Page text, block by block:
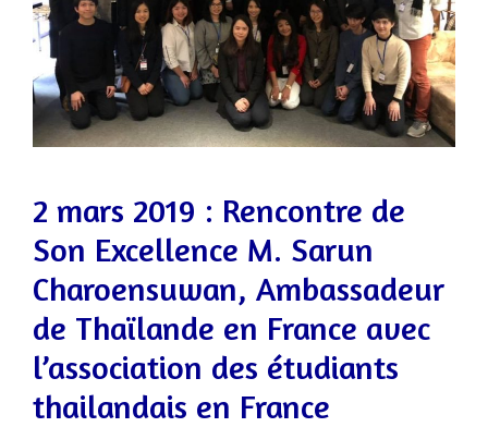
2 mars 2019 : Rencontre de
Son Excellence M. Sarun
Charoensuwan, Ambassadeur
de Thaïlande en France avec
l’association des étudiants
thailandais en France